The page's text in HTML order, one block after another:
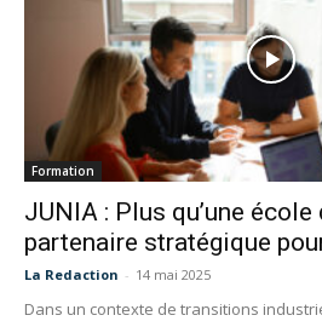
Formation
JUNIA : Plus qu’une école
partenaire stratégique
La Redaction - 14 mai 2025
Dans un contexte de transitions